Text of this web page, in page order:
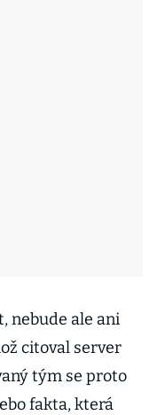
nebude ale ani
citoval server
tým se proto
fakta, která